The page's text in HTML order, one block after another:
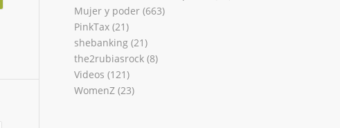
Mujer y poder(663)
PinkTax(21)
shebanking(21)
the2rubiasrock(8)
Videos (121)
WomenZ(23)